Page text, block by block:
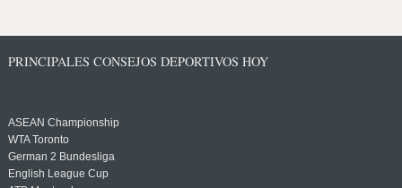
PRINCIPALES CONSEJOS DEPORTIVOS HOY
ASEAN Championship
WTA Toronto
German 2 Bundesliga
English League Cup